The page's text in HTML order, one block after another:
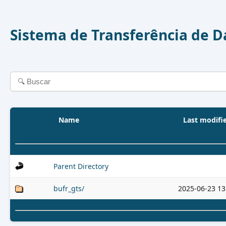
Sistema de Transferência de
Name Last
Parent Directory
bufr_gts/ 2025-06-23